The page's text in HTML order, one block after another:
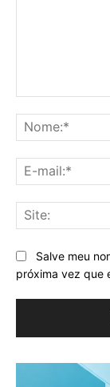
Salve meu
próxima vez que